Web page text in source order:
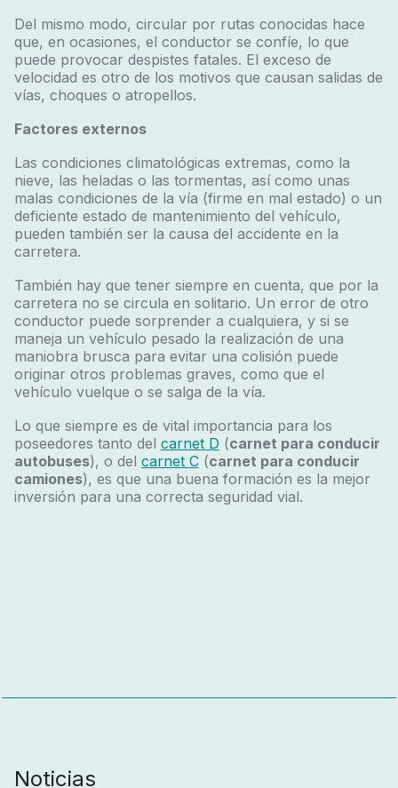
Del mismo modo, circular por rutas conocidas hace
que, en ocasiones, el conductor se confíe, lo que
puede provocar despistes fatales. El exceso de
velocidad es otro de los motivos que causan salidas de
vías, choques o atropellos.
Factores externos
Las condiciones climatológicas extremas, como la
nieve, las heladas o las tormentas, así como unas
malas condiciones de la vía (firme en mal estado) o un
deficiente estado de mantenimiento del vehículo,
pueden también ser la causa del accidente en la
carretera.
También hay que tener siempre en cuenta, que por la
carretera no se circula en solitario. Un error de otro
conductor puede sorprender a cualquiera, y si se
maneja un vehículo pesado la realización de una
maniobra brusca para evitar una colisión puede
originar otros problemas graves, como que el
vehículo vuelque o se salga de la vía.
Lo que siempre es de vital importancia para los
poseedores tanto del carnet D (carnet para conducir
autobuses), o del carnet C(carnet para conducir
camiones), es que una buena formación es la mejor
inversión para una correcta seguridad vial.
Noticias